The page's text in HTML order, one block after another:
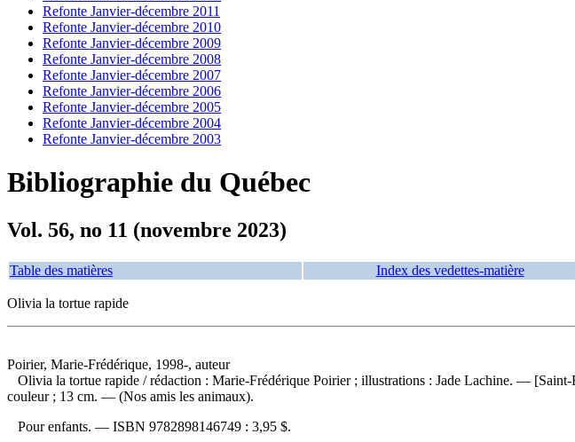
Refonte Janvier-décembre 2011
Refonte Janvier-décembre 2010
Refonte Janvier-décembre 2009
Refonte Janvier-décembre 2008
Refonte Janvier-décembre 2007
Refonte Janvier-décembre 2006
Refonte Janvier-décembre 2005
Refonte Janvier-décembre 2004
Refonte Janvier-décembre 2003
Bibliographie du Québec
Vol. 56, no 11 (novembre 2023)
Table des matières Index des vedettes-matière
Olivia la tortue rapide
Poirier, Marie-Frédérique, 1998-, auteur
Olivia la tortue rapide / rédaction : Marie-Frédérique Poirier ; illustrations : Jade Lachine. —
couleur ; 13 cm. — (Nos amis les animaux).
Pour enfants. — ISBN 9782898146749 : 3,95 $.